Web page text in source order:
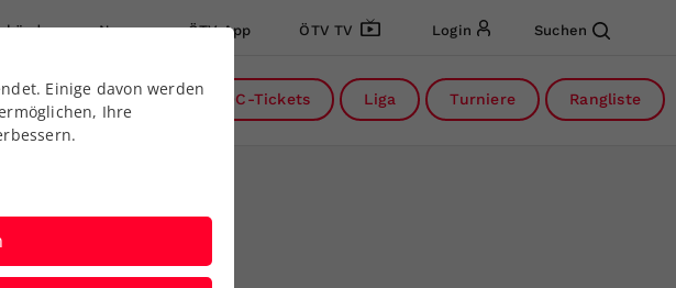
News ÖTV App ÖTV TV Login Suchen
uns DC-Tickets Liga Turniere Rangliste
Einige davon werden
Ihre